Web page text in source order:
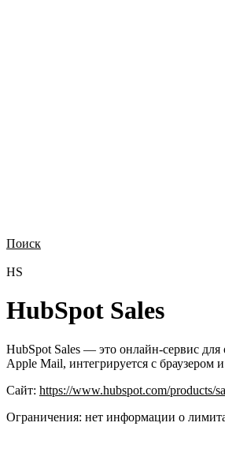
Поиск
HS
HubSpot Sales
HubSpot Sales — это онлайн-сервис
Apple Mail, интегрируется с
Сайт: https://www.hubspot.com/products/
Ограничения: нет информации о